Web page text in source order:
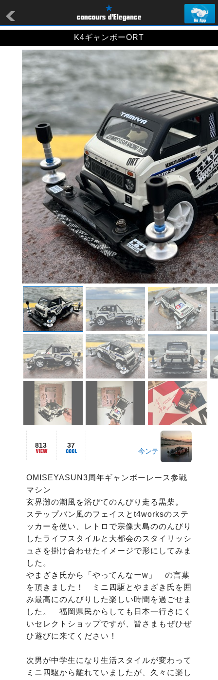
K4ギャンボーORT
813 37
今ンテ
OMISEYASUN3周年ギャンボーレース参戦
マシン
玄界灘の潮風を浴びてのんびり走る黒柴。
ステップバン風のフェイスとt4worksのステ
ッカーを使い、レトロで宗像大島ののんびり
したライフスタイルと大都会のスタイリッシ
ュさを掛け合わせたイメージで形にしてみま
した。
やまざき氏から「やってんなーw」　の言葉
を頂きました！　ミニ四駆とやまざき氏を囲
み最高にのんびりした楽しい時間を過ごせま
した。　福岡県民からしても日本一行きにく
いセレクトショップですが、皆さまもぜひぜ
ひ遊びに来てください！
次男が中学生になり生活スタイルが変わって
ミニ四駆から離れていましたが、久々に楽し